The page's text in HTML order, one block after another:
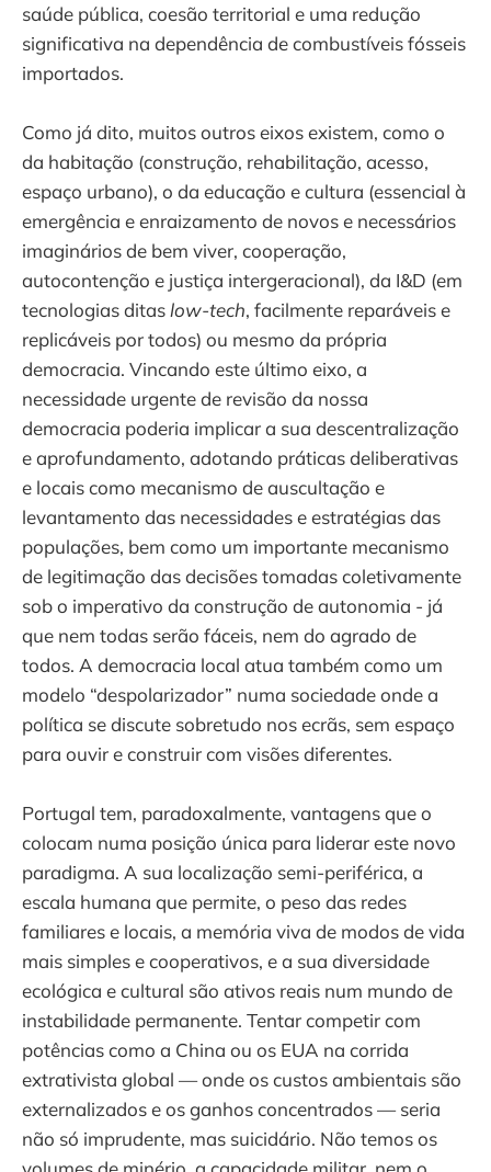
saúde pública, coesão territorial e uma redução
significativa na dependência de combustíveis fósseis
importados.
Como já dito, muitos outros eixos existem, como o
da habitação (construção, rehabilitação, acesso,
espaço urbano), o da educação e cultura (essencial à
emergência e enraizamento de novos e necessários
imaginários de bem viver, cooperação,
autocontenção e justiça intergeracional), da I&D (em
tecnologias ditas low-tech, facilmente reparáveis e
replicáveis por todos) ou mesmo da própria
democracia. Vincando este último eixo, a
necessidade urgente de revisão da nossa
democracia poderia implicar a sua descentralização
e aprofundamento, adotando práticas deliberativas
e locais como mecanismo de auscultação e
levantamento das necessidades e estratégias das
populações, bem como um importante mecanismo
de legitimação das decisões tomadas coletivamente
sob o imperativo da construção de autonomia - já
que nem todas serão fáceis, nem do agrado de
todos. A democracia local atua também como um
modelo “despolarizador” numa sociedade onde a
política se discute sobretudo nos ecrãs, sem espaço
para ouvir e construir com visões diferentes.
Portugal tem, paradoxalmente, vantagens que o
colocam numa posição única para liderar este novo
paradigma. A sua localização semi-periférica, a
escala humana que permite, o peso das redes
familiares e locais, a memória viva de modos de vida
mais simples e cooperativos, e a sua diversidade
ecológica e cultural são ativos reais num mundo de
instabilidade permanente. Tentar competir com
potências como a China ou os EUA na corrida
extrativista global — onde os custos ambientais são
externalizados e os ganhos concentrados — seria
não só imprudente, mas suicidário. Não temos os